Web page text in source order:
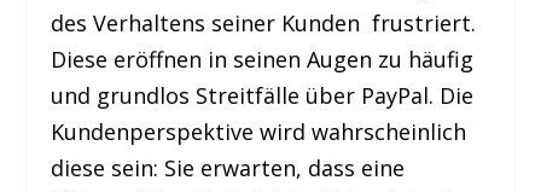
des Verhaltens seiner Kunden frustriert.
Diese eröffnen in seinen Augen zu häufig
und grundlos Streitfälle über PayPal. Die
Kundenperspektive wird wahrscheinlich
diese sein: Sie erwarten, dass eine